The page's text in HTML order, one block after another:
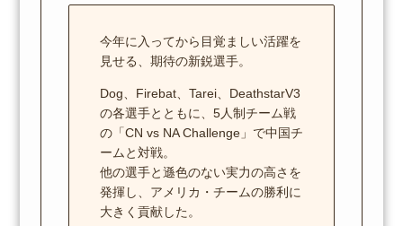
今年に入ってから目覚ましい活躍を
見せる、期待の新鋭選手。
Dog、Firebat、Tarei、DeathstarV3
の各選手とともに、5人制チーム戦
の「CN vs NA Challenge」で中国チ
ームと対戦。
他の選手と遜色のない実力の高さを
発揮し、アメリカ・チームの勝利に
大きく貢献した。